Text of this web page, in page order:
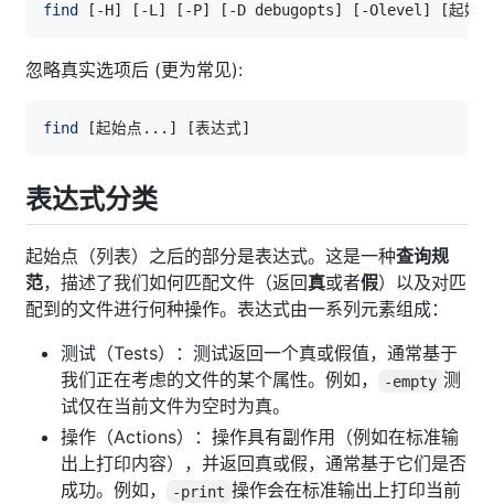
find [ -H] [ -L ] [ -P] [ -D debugopts] [ -Olevel ] [起始点
忽略真实选项后 (更为常见):
find [起始点 .. . ] [表达式]
表达式分类
起始点（列表）之后的部分是表达式。这是一种查询规
范，描述了我们如何匹配文件（返回真或者假）以及对匹
配到的文件进行何种操作。表达式由一系列元素组成：
测试（Tests）：测试返回一个真或假值，通常基于
我们正在考虑的文件的某个属性。例如，
-empty 测
试仅在当前文件为空时为真。
操作（Actions）：操作具有副作用（例如在标准输
出上打印内容），并返回真或假，通常基于它们是否
成功。例如，
-print 操作会在标准输出上打印当前